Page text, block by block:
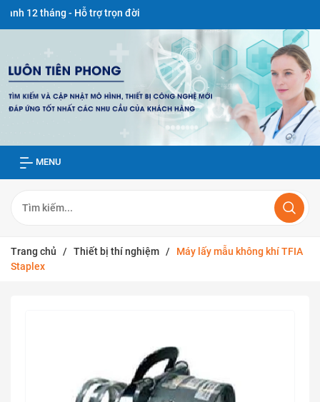
- Hỗ trợ trọn đời
MENU
Trang chủ / Thiết bị thí nghiệm /
Máy lấy mẫu không khí TFIA
Staplex